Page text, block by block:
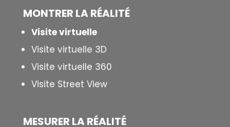
MONTRER LARÉALITÉ
Visite virtuelle
Visite virtuelle 3D
Visite virtuelle 360
Visite Street View
MESURER LARÉALITÉ